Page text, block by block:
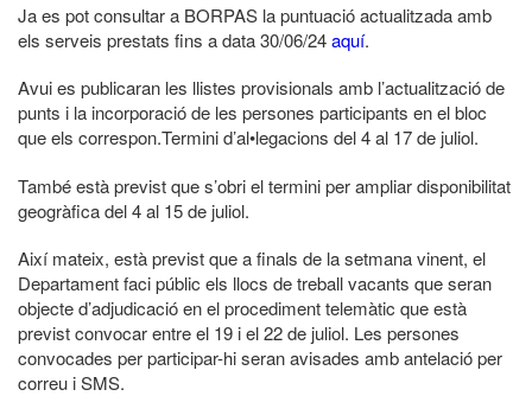
Ja es pot consultar a BORPAS la puntuació actualitzada amb
els serveis prestats fins a data 30/06/24aquí.
Avui es publicaran les llistes provisionals amb l’actualització de
punts i la incorporació de les persones participants en el bloc
que els correspon.Termini d’al•legacions del 4 al 17 de juliol.
També està previst que s’obri el termini per ampliar disponibilitat
geogràfica del 4 al 15 de juliol.
Així mateix, està previst que a finals de la setmana vinent, el
Departament faci públic els llocs de treball vacants que seran
objecte d’adjudicació en el procediment telemàtic que està
previst convocar entre el 19 i el 22 de juliol. Les persones
convocades per participar-hi seran avisades amb antelació per
correu i SMS.